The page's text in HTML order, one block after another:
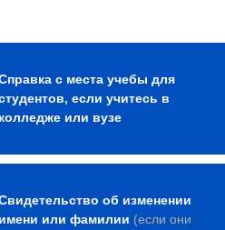
с места учебы для
если учитесь в
колледже или вузе
об изменении
имени или фамилии (если они